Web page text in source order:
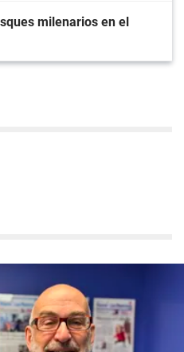
milenarios en el